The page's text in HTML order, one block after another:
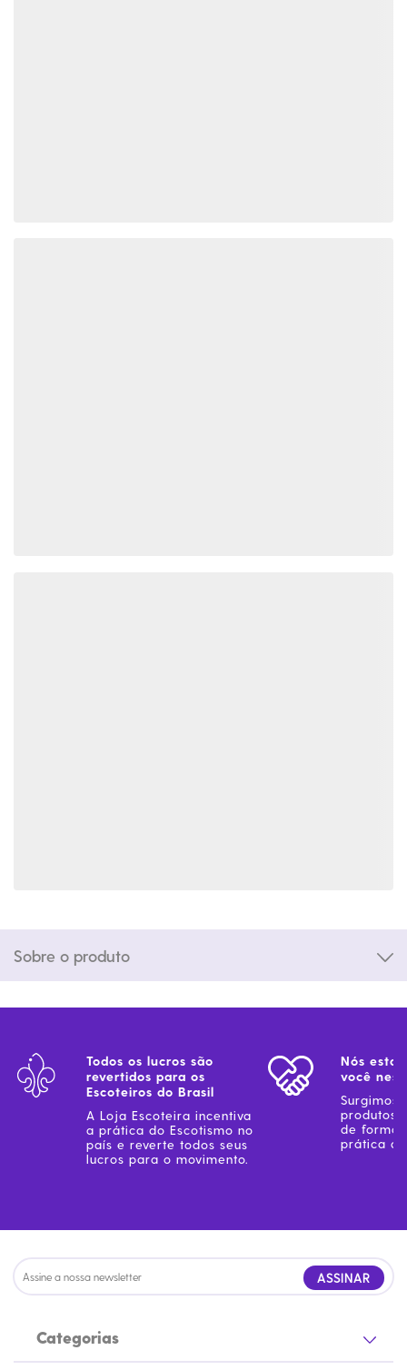
Sobre o produto
Todos os lucros são
revertidos para os
Escoteiros do Brasil
A Loja Escoteira incentiva
a prática do Escotismo no
país e reverte todos seus
lucros para o movimento.
Nós
você
Surgimos
produtos
de forma
prática
ASSINAR
Categorias